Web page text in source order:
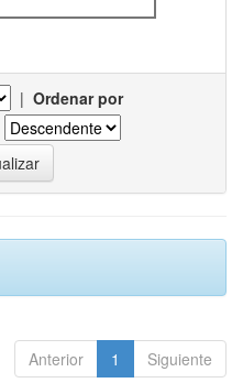
| Ordenar por
Anterior 1 Siguiente